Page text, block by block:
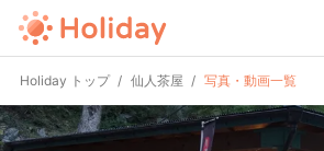
Holiday トップ 仙人茶屋 写真・動画一覧